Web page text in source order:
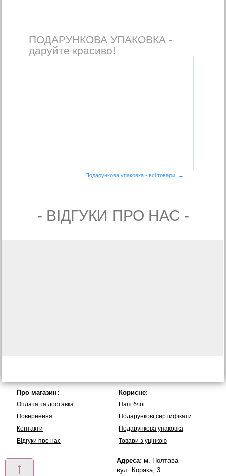
ПОДАРУНКОВА УПАКОВКА -
даруйте красиво!
Подарункова упаковка - всі товари →
- ВIДГУКИ ПРО НАС -
↑
Про магазин:
Оплата та доставка
Повернення
Контакти
Вiдгуки про нас
Корисне:
Наш блог
Подарункові сертифікати
Подарункова упаковка
Товари з уцінкою
Адреса: м. Полтава
вул. Коряка, 3